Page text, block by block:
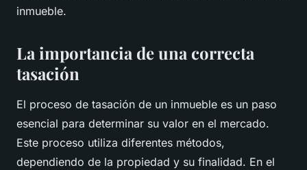
inmueble.
La importancia de una correcta
tasación
El proceso de tasación de un inmueble es un paso
esencial para determinar su valor en el mercado.
Este proceso utiliza diferentes métodos,
dependiendo de la propiedad y su finalidad. En el